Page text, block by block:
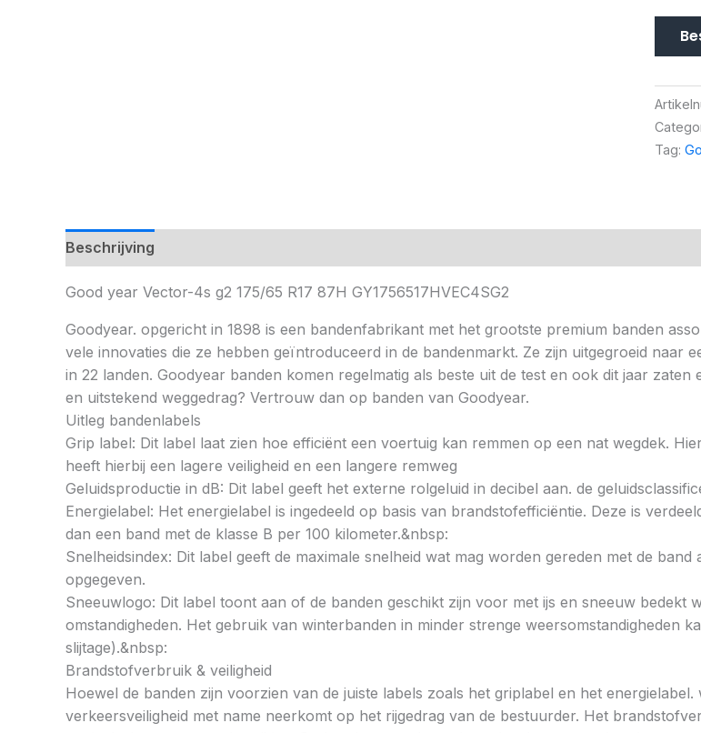
Tag:
Beschrijving
Good year Vector-4s g2 175/65 R17 87H GY1756517HVEC4SG2
Goodyear. opgericht in 1898 is een bandenfabrikant met het grootste premium banden
vele innovaties die ze hebben geïntroduceerd in de bandenmarkt. Ze zijn uitgegroeid naar
in 22 landen. Goodyear banden komen regelmatig als beste uit de test en ook dit jaar
en uitstekend weggedrag? Vertrouw dan op banden van Goodyear.
Uitleg bandenlabels
Grip label: Dit label laat zien hoe efficiënt een voertuig kan remmen op een nat wegdek.
heeft hierbij een lagere veiligheid en een langere remweg
Geluidsproductie in dB: Dit label geeft het externe rolgeluid in decibel aan. de
Energielabel: Het energielabel is ingedeeld op basis van brandstofefficiëntie. Deze is
dan een band met de klasse B per 100 kilometer.&nbsp:
Snelheidsindex: Dit label geeft de maximale snelheid wat mag worden gereden met de
opgegeven.
Sneeuwlogo: Dit label toont aan of de banden geschikt zijn voor met ijs en sneeuw bedekt
omstandigheden. Het gebruik van winterbanden in minder strenge weersomstandigheden
slijtage).&nbsp:
Brandstofverbruik & veiligheid
Hoewel de banden zijn voorzien van de juiste labels zoals het griplabel en het
verkeersveiligheid met name neerkomt op het rijgedrag van de bestuurder. Het